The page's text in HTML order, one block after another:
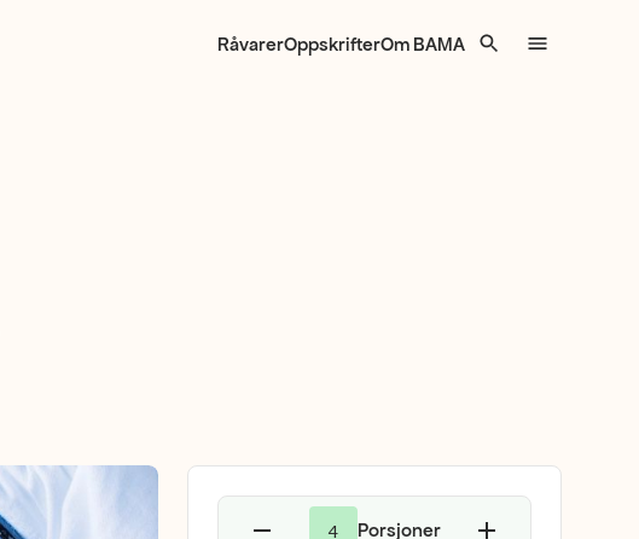
RåvarerOppskrifterOm BAMA
4 Porsjoner